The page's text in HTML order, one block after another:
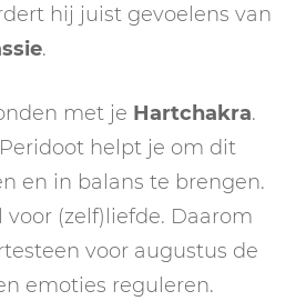
hij juist gevoelens van
.
met je Hartchakra.
helpt je om dit
en in balans te brengen.
(zelf)liefde. Daarom
voor augustus de
emoties reguleren.